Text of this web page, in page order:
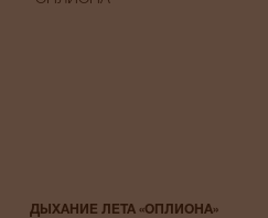
ДЫХАНИЕ ЛЕТА «ОПЛИОНА»